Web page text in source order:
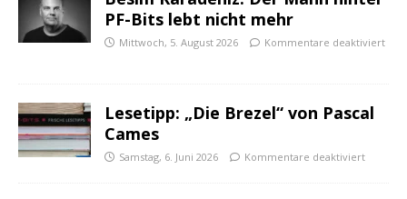
PF-Bits lebt nicht mehr
Mittwoch, 5. August 2026 Kommentare deaktiviert
Lesetipp: „Die Brezel“ von Pascal
Cames
Samstag, 6. Juni 2026 Kommentare deaktiviert